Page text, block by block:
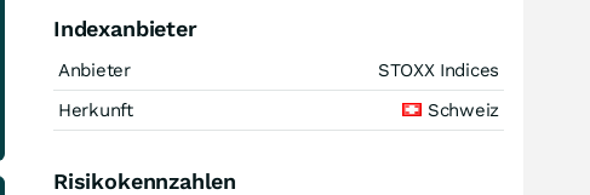
Indexanbieter
Anbieter
STOXX Indices
Herkunft
Schweiz
Risikokennzahlen